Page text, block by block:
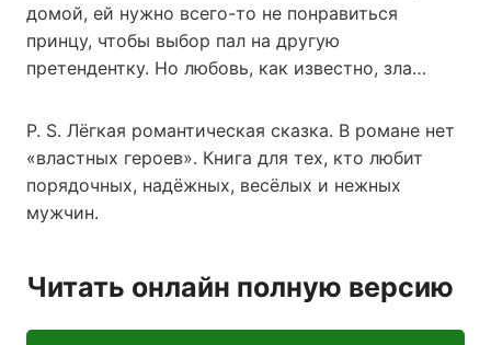
домой, ей нужно всего-то не понравиться
принцу, чтобы выбор пал на другую
претендентку. Но любовь, как известно, зла…
P. S. Лёгкая романтическая сказка. В романе нет
«властных героев». Книга для тех, кто любит
порядочных, надёжных, весёлых и нежных
мужчин.
Читать онлайн полную версию